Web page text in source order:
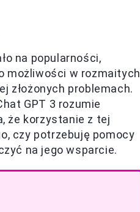
na popularności,
możliwości w rozmaitych
złożonych problemach.
GPT 3 rozumie
że korzystanie z tej
czy potrzebuję pomocy
na jego wsparcie.